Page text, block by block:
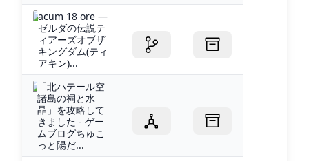
acum 18 ore —
ゼルダの伝説テ
ィアーズオブザ
キングダム(ティ
アキン)...
「北ハテール空
諸島の祠と水
晶」を攻略して
きました - ゲー
ムブログちゅこ
っと陽だ...